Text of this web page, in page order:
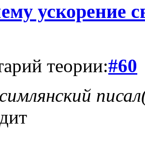
ускорение
теории:#60